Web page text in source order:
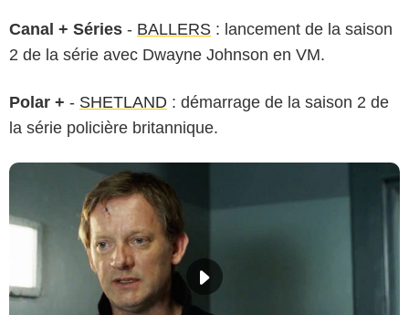
Canal + Séries - BALLERS : lancement de la saison
2 de la série avec Dwayne Johnson en VM.
Polar + - SHETLAND : démarrage de la saison 2 de
la série policière britannique.